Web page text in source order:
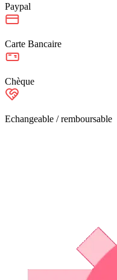
Paypal
Carte Bancaire
Chèque
Echangeable / remboursable